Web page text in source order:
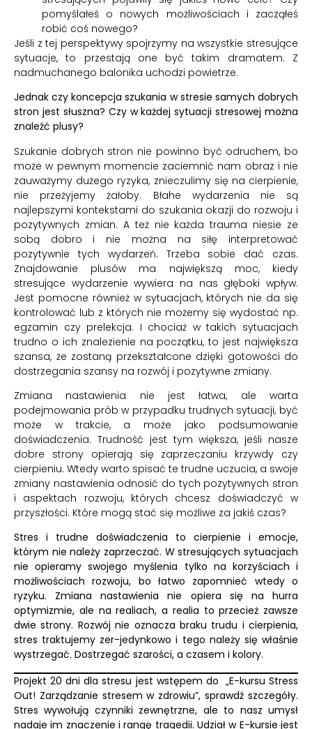
pomyślałeś o nowych możliwościach i zacząłeś
robić coś nowego?
Jeśli z tej perspektywy spojrzymy na wszystkie stresujące
sytuacje, to przestają one być takim dramatem. Z
nadmuchanego balonika uchodzi powietrze.
Jednak czy koncepcja szukania w stresie samych dobrych
stron jest słuszna? Czy w każdej sytuacji stresowej można
znaleźć plusy?
Szukanie dobrych stron nie powinno być odruchem, bo
może w pewnym momencie zaciemnić nam obraz i nie
zauważymy dużego ryzyka, znieczulimy się na cierpienie,
nie przeżyjemy żałoby. Błahe wydarzenia nie są
najlepszymi kontekstami do szukania okazji do rozwoju i
pozytywnych zmian. A też nie każda trauma niesie ze
sobą dobro i nie można na siłę interpretować
pozytywnie tych wydarzeń. Trzeba sobie dać czas.
Znajdowanie plusów ma największą moc, kiedy
stresujące wydarzenie wywiera na nas głęboki wpływ.
Jest pomocne również w sytuacjach, których nie da się
kontrolować lub z których nie możemy się wydostać np.
egzamin czy prelekcja. I chociaż w takich sytuacjach
trudno o ich znalezienie na początku, to jest największa
szansa, że zostaną przekształcone dzięki gotowości do
dostrzegania szansy na rozwój i pozytywne zmiany.
Zmiana nastawienia nie jest łatwa, ale warta
podejmowania prób w przypadku trudnych sytuacji, być
może w trakcie, a może jako podsumowanie
doświadczenia. Trudność jest tym większa, jeśli nasze
dobre strony opierają się zaprzeczaniu krzywdy czy
cierpieniu. Wtedy warto spisać te trudne uczucia, a swoje
zmiany nastawienia odnosić do tych pozytywnych stron
i aspektach rozwoju, których chcesz doświadczyć w
przyszłości. Które mogą stać się możliwe za jakiś czas?
Stres i trudne doświadczenia to cierpienie i emocje,
którym nie należy zaprzeczać. W stresujących sytuacjach
nie opieramy swojego myślenia tylko na korzyściach i
możliwościach rozwoju, bo łatwo zapomnieć wtedy o
ryzyku. Zmiana nastawienia nie opiera się na hurra
optymizmie, ale na realiach, a realia to przecież zawsze
dwie strony. Rozwój nie oznacza braku trudu i cierpienia,
stres traktujemy zer-jedynkowo i tego należy się właśnie
wystrzegać. Dostrzegać szarości, a czasem i kolory.
Projekt 20 dni dla stresu jest wstępem do „E-kursu Stress
Out! Zarządzanie stresem w zdrowiu”, sprawdź szczegóły.
Stres wywołują czynniki zewnętrzne, ale to nasz umysł
nadaje im znaczenie i rangę tragedii. Udział w E-kursie jest